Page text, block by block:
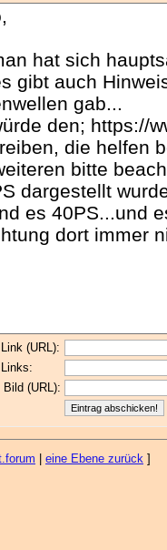
(URL):
(URL):
eine Ebene zurück ]